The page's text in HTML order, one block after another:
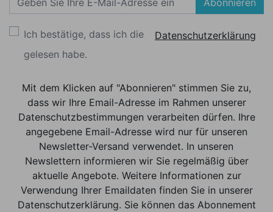
Abonnieren
Ich bestätige, dass ich die
Datenschutzerklärung
gelesen habe.
Mit dem Klicken auf "Abonnieren" stimmen Sie zu,
dass wir Ihre Email-Adresse im Rahmen unserer
Datenschutzbestimmungen verarbeiten dürfen. Ihre
angegebene Email-Adresse wird nur für unseren
Newsletter-Versand verwendet. In unseren
Newslettern informieren wir Sie regelmäßig über
aktuelle Angebote. Weitere Informationen zur
Verwendung Ihrer Emaildaten finden Sie in unserer
Datenschutzerklärung. Sie können das Abonnement